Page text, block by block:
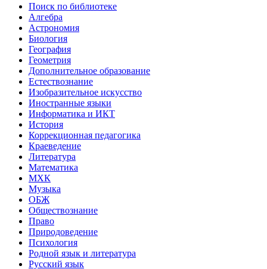
Поиск по библиотеке
Алгебра
Астрономия
Биология
География
Геометрия
Дополнительное образование
Естествознание
Изобразительное искусство
Иностранные языки
Информатика и ИКТ
История
Коррекционная педагогика
Краеведение
Литература
Математика
МХК
Музыка
ОБЖ
Обществознание
Право
Природоведение
Психология
Родной язык и литература
Русский язык